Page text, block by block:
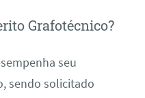
Grafotécnico?
seu
sendo solicitado